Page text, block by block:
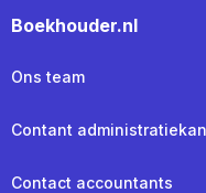
Boekhouder.nl
Ons team
Contant
Contact accountants